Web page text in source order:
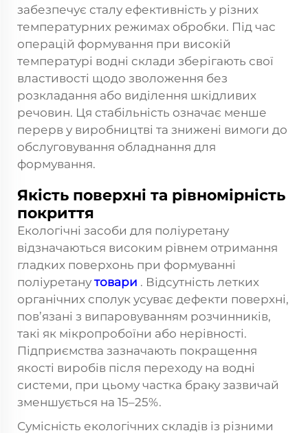
забезпечує сталу ефективність у різних
температурних режимах обробки. Під час
операцій формування при високій
температурі водні склади зберігають свої
властивості щодо зволоження без
розкладання або виділення шкідливих
речовин. Ця стабільність означає менше
перерв у виробництві та знижені вимоги до
обслуговування обладнання для
формування.
Якість поверхні та рівномірність
покриття
Екологічні засоби для поліуретану
відзначаються високим рівнем отримання
гладких поверхонь при формуванні
поліуретану товари . Відсутність летких
органічних сполук усуває дефекти поверхні,
пов’язані з випаровуванням розчинників,
такі як мікропробоїни або нерівності.
Підприємства зазначають покращення
якості виробів після переходу на водні
системи, при цьому частка браку зазвичай
зменшується на 15–25%.
Сумісність екологічних складів із різними